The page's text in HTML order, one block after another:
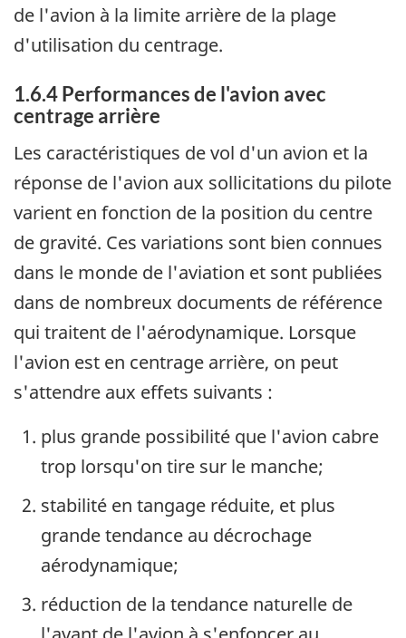
de l'avion à la limite arrière de la plage
d'utilisation du centrage.
1.6.4 Performances de l'avion avec
centrage arrière
Les caractéristiques de vol d'un avion et la
réponse de l'avion aux sollicitations du pilote
varient en fonction de la position du centre
de gravité. Ces variations sont bien connues
dans le monde de l'aviation et sont publiées
dans de nombreux documents de référence
qui traitent de l'aérodynamique. Lorsque
l'avion est en centrage arrière, on peut
s'attendre aux effets suivants :
plus grande possibilité que l'avion cabre
trop lorsqu'on tire sur le manche;
stabilité en tangage réduite, et plus
grande tendance au décrochage
aérodynamique;
réduction de la tendance naturelle de